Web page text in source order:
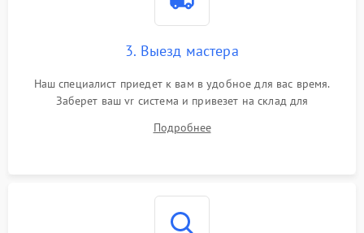
3. Выезд мастера
Наш специалист приедет к вам в удобное для вас время.
Заберет ваш vr система и привезет на склад для
Подробнее